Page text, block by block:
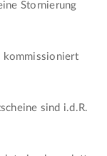
Stornierung
kommissioniert
sind i.d.R.